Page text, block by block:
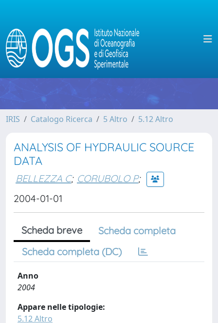
IRIS Catalogo Ricerca 5 Altro 5.12 Altro
ANALYSIS OF HYDRAULIC SOURCE
DATA
BELLEZZA C; CORUBOLO P;
2004-01-01
Scheda breve
Scheda completa
Scheda completa (DC)
Anno
2004
Appare nelle tipologie:
5.12 Altro